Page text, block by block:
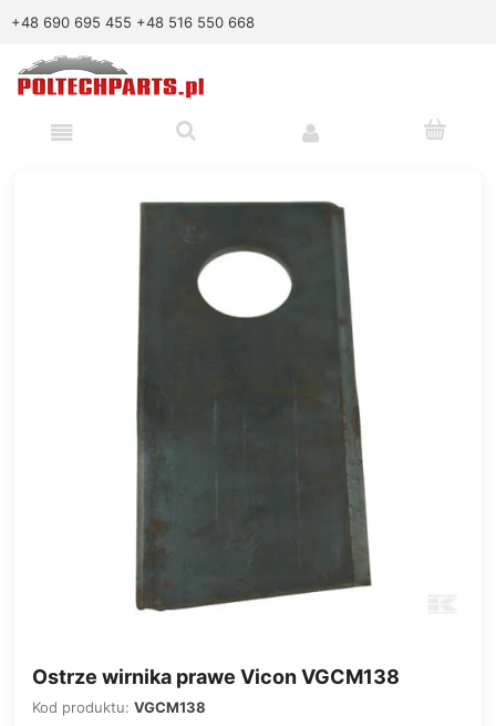
+48 690 695 455 +48 516 550 668
Ostrze wirnika prawe Vicon VGCM138
Kod produktu: VGCM138